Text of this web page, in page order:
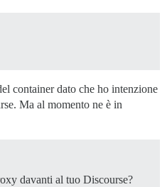
container dato che ho intenzione
Ma al momento ne è in
davanti al tuo Discourse?